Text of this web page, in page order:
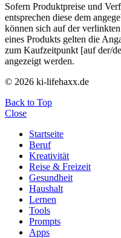
Sofern Produktpreise und
entsprechen diese dem
können sich auf der
eines Produkts gelten die
zum Kaufzeitpunkt [auf der/
angezeigt werden.
© 2026 ki-lifehaxx.de
Back to Top
Close
Startseite
Beruf
Kreativität
Reise & Freizeit
Gesundheit
Haushalt
Lernen
Tools
Prompts
Apps